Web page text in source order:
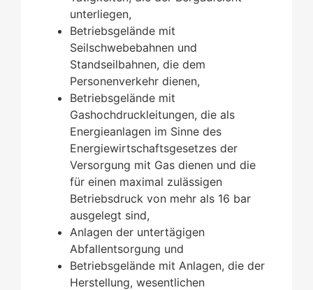
unterliegen,
Betriebsgelände mit
Seilschwebebahnen und
Standseilbahnen, die dem
Personenverkehr dienen,
Betriebsgelände mit
Gashochdruckleitungen, die als
Energieanlagen im Sinne des
Energiewirtschaftsgesetzes der
Versorgung mit Gas dienen und die
für einen maximal zulässigen
Betriebsdruck von mehr als 16 bar
ausgelegt sind,
Anlagen der untertägigen
Abfallentsorgung und
Betriebsgelände mit Anlagen, die der
Herstellung, wesentlichen